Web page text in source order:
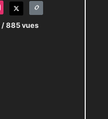
/ 885 vues